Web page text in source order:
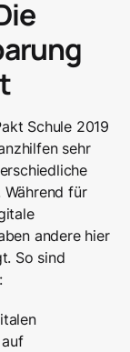
Schule auf
Schule 2019
sehr
für
andere hier
So sind